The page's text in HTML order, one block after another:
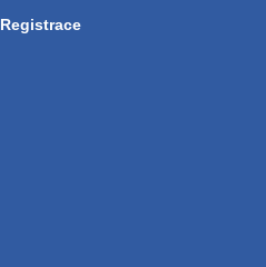
Registrace